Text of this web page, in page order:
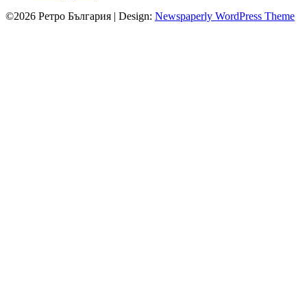
©2026 Ретро България | Design: Newspaperly WordPress Theme